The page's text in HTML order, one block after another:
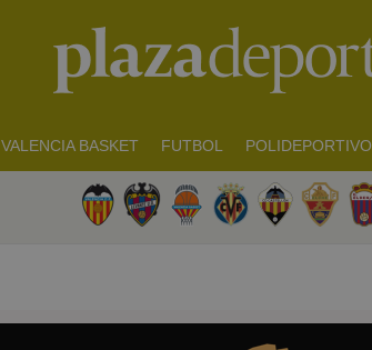
VALENCIA BASKET FUTBOL POLIDEPORTIVO